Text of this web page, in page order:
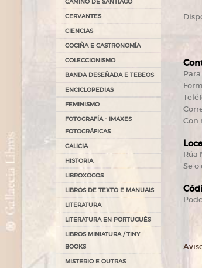
CERVANTES
CIENCIAS
COCIÑA E GASTRONOMÍA
COLECCIONISMO
BANDA DESEÑADA E TEBEOS
ENCICLOPEDIAS
FEMINISMO
FOTOGRAFÍA - IMAXES
FOTOGRÁFICAS
GALICIA
HISTORIA
LIBROXOGOS
LIBROS DE TEXTO E MANUAIS
LITERATURA
LITERATURA EN PORTUGUÉS
LIBROS MINIATURA / TINY
BOOKS
MISTERIO E OUTRAS
Con
Rúa
Se o